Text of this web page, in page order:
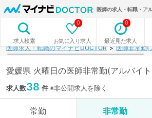
医師の求人・転職・ア
求人検索 お気に入り求人
0
最近見た求人
0
医師求人・転職のマイナビDOCTOR 医師非常勤(
愛媛県 火曜日の医師非常勤(アルバイ
求人数38 件※非公開求人を除く
常勤 非常勤